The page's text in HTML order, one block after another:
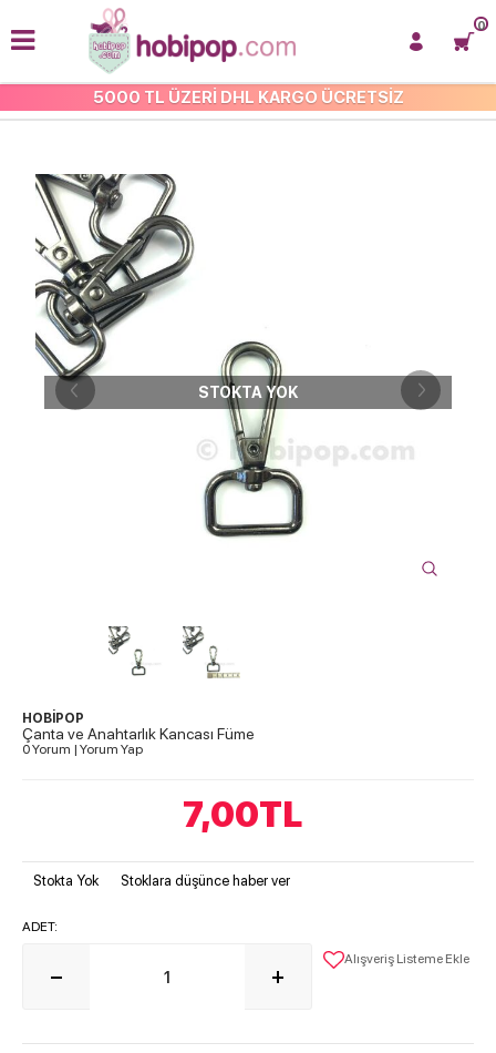
5000 TL ÜZERİ DHL KARGO ÜCRETSİZ
0
ANAHTARLIK MALZEMELERI
STOKTA YOK
HOBİPOP
Çanta ve Anahtarlık Kancası Füme
0 Yorum | Yorum Yap
7,00TL
Stokta Yok Stoklara düşünce haber ver
ADET:
Alışveriş Listeme Ekle